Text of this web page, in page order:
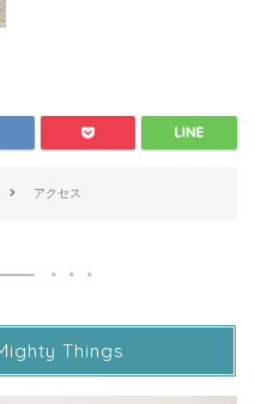
アクセス
Things